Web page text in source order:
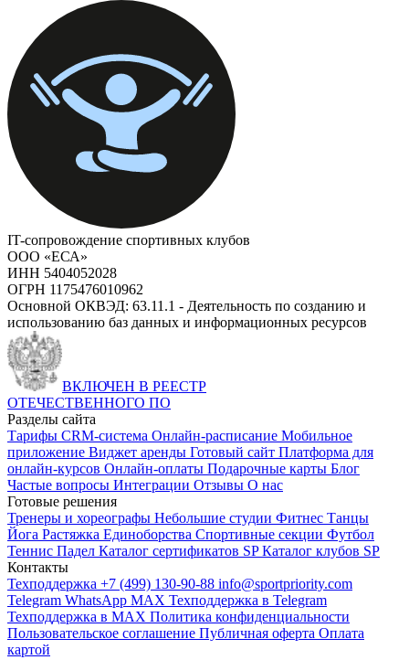
IT-сопровождение спортивных клубов
ООО «ЕСА»
ИНН 5404052028
ОГРН 1175476010962
Основной ОКВЭД: 63.11.1 - Деятельность по созданию и
использованию баз данных и информационных ресурсов
ВКЛЮЧЕН В РЕЕСТР
ОТЕЧЕСТВЕННОГО ПО
Разделы сайта
Тарифы CRM-система Онлайн-расписание Мобильное
приложение Виджет аренды Готовый сайт Платформа для
онлайн-курсов Онлайн-оплаты Подарочные карты Блог
Частые вопросы Интеграции Отзывы О нас
Готовые решения
Тренеры и хореографы Небольшие студии Фитнес Танцы
Йога Растяжка Единоборства Спортивные секции Футбол
Теннис Падел Каталог сертификатов SPКаталог клубов SP
Контакты
Техподдержка +7 (499) 130-90-88 info@sportpriority.com
Telegram WhatsApp MAX Техподдержка в Telegram
Техподдержка в MAX Политика конфиденциальности
Пользовательское соглашение Публичная оферта Оплата
картой